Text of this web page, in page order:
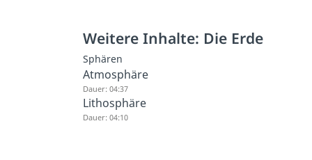
Weitere Inhalte: Die Erde
Sphären
Atmosphäre
Dauer: 04:37
Lithosphäre
Dauer: 04:10